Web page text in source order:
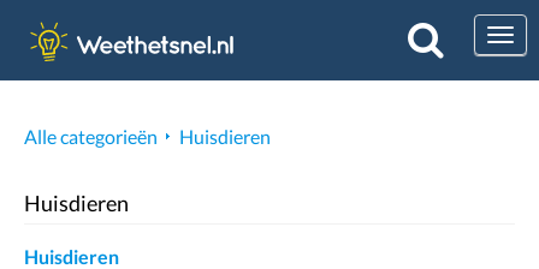
Alle categorieën Huisdieren
Huisdieren
Huisdieren